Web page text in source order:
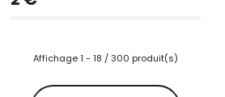
Affichage 1 - 18 / 300 produit(s)